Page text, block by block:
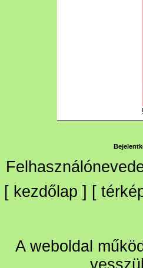
[ kezdőlap ] [
A weboldal